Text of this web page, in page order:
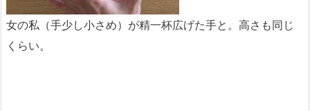
女の私（手少し小さめ）が精一杯広げた手と。高さも同じ
くらい。